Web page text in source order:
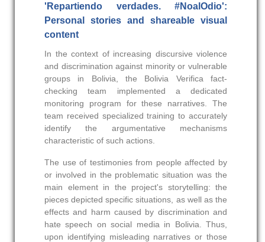
'Repartiendo verdades. #NoalOdio':
Personal stories and shareable visual
content
In the context of increasing discursive violence
and discrimination against minority or vulnerable
groups in Bolivia, the Bolivia Verifica fact-
checking team implemented a dedicated
monitoring program for these narratives. The
team received specialized training to accurately
identify the argumentative mechanisms
characteristic of such actions.
The use of testimonies from people affected by
or involved in the problematic situation was the
main element in the project's storytelling: the
pieces depicted specific situations, as well as the
effects and harm caused by discrimination and
hate speech on social media in Bolivia. Thus,
upon identifying misleading narratives or those